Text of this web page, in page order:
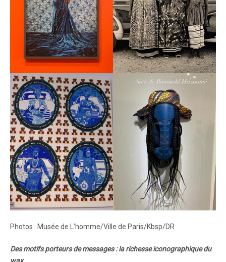
Photos : Musée de L’homme/Ville de Paris/Kbsp/DR
Des motifs porteurs de messages : la richesse iconographique du